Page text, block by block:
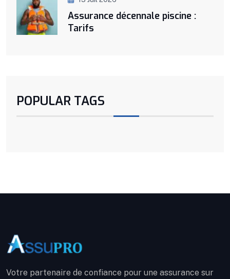
Assurance décennale piscine :
Tarifs
POPULAR TAGS
Votre partenaire de confiance pour une assurance sur